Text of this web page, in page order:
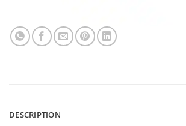
DESCRIPTION